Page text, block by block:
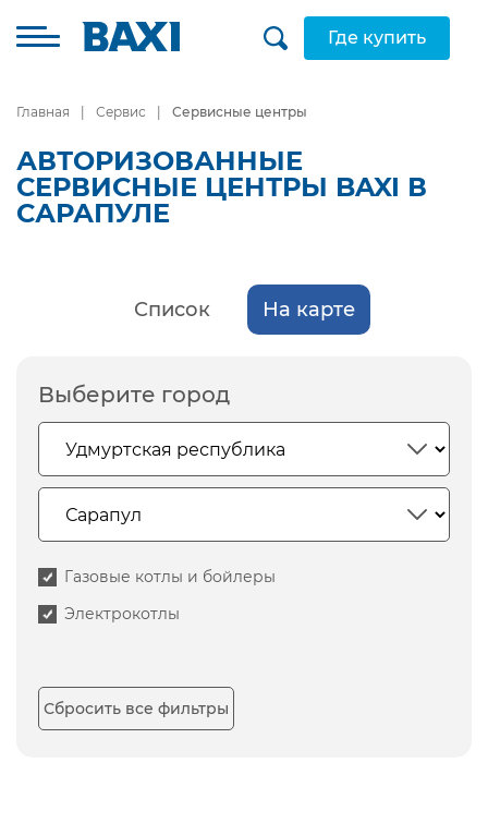
Где купить
Главная Сервис Сервисные центры
АВТОРИЗОВАННЫЕ
СЕРВИСНЫЕ ЦЕНТРЫ BAXI В
САРАПУЛЕ
Список На карте
Выберите город
Газовые котлы и бойлеры
Электрокотлы
Сбросить все фильтры